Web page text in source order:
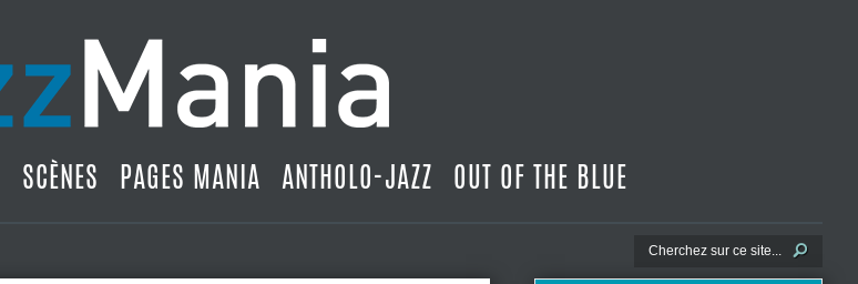
SCÈNES PAGES MANIA ANTHOLO-JAZZ OUT OF THE BLUE